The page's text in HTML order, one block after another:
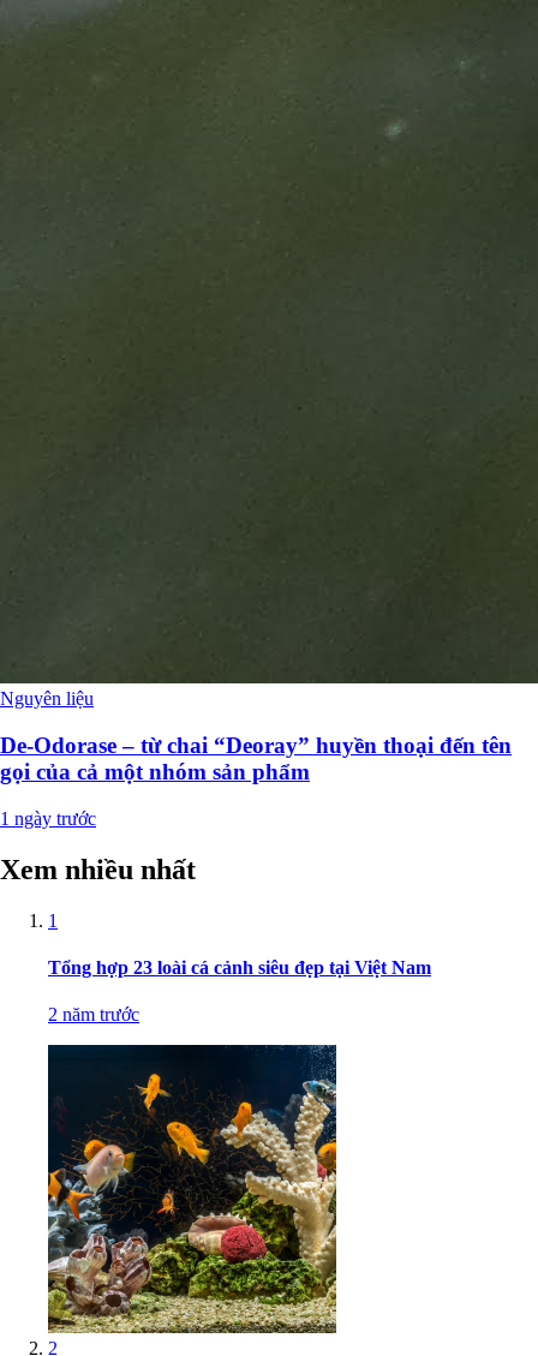
Nguyên liệu
De-Odorase – từ chai “Deoray” huyền thoại đến tên
gọi của cả một nhóm sản phẩm
1 ngày trước
Xem nhiều nhất
1
Tổng hợp 23 loài cá cảnh siêu đẹp tại Việt Nam
2 năm trước
2